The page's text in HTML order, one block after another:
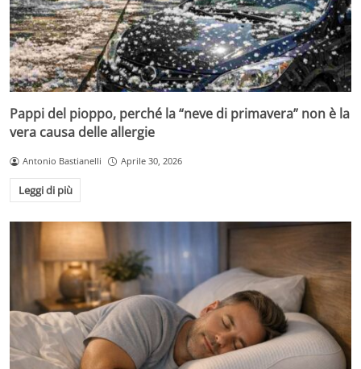
Pappi del pioppo, perché la “neve di primavera” non è la
vera causa delle allergie
Antonio Bastianelli Aprile 30, 2026
Leggi di più